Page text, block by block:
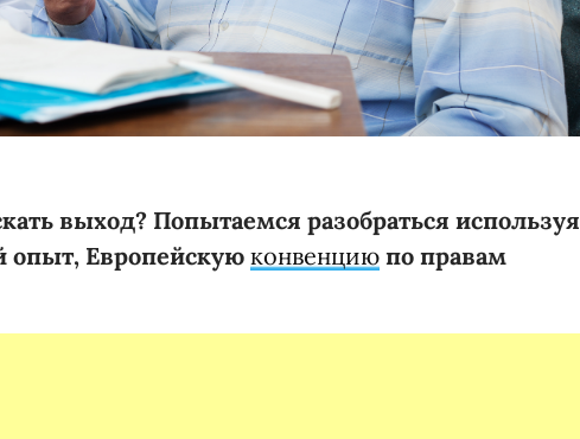
выход? Попытаемся разобраться используя
опыт, Европейскую конвенцию по правам